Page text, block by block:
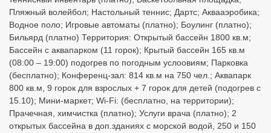
Пляжный волейбол; Настольный теннис; Дартс; Аквааэробика;
Водное поло; Игровые автоматы (платно); Боулинг (платно);
Бильярд (платно) Территория: Открытый бассейн 1800 кв.м;
Бассейн с аквапарком (11 горок); Крытый бассейн 165 кв.м
(08:00 – 19:00) подогрев по погодным услоовиям; Парковка
(бесплатно); Конференц-зал: 814 кв.м на 750 чел.; Аквапарк
800 кв.м, 9 горок для взрослых + 7 горок для детей (подогрев с
15.10); Мини-маркет; Wi-Fi: (бесплатно, на территории);
Прачечная, химчистка (платно); Услуги врача (платно); 2
открытых бассейна в доп.зданиях с морской водой, 250 и 150